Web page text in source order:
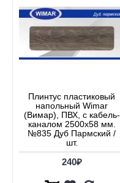
Плинтус пластиковый
напольный Wimar
(Вимар), ПВХ, с кабель-
каналом 2500х58 мм.
№835 Дуб Пармский /
шт.
240₽